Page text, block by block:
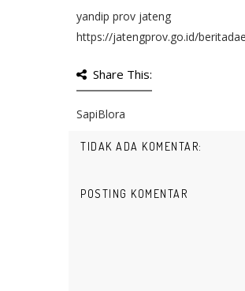
yandip prov jateng
https://jatengprov.go.id/
Share This:
SapiBlora
TIDAK ADA KOMENTAR:
POSTING KOMENTAR